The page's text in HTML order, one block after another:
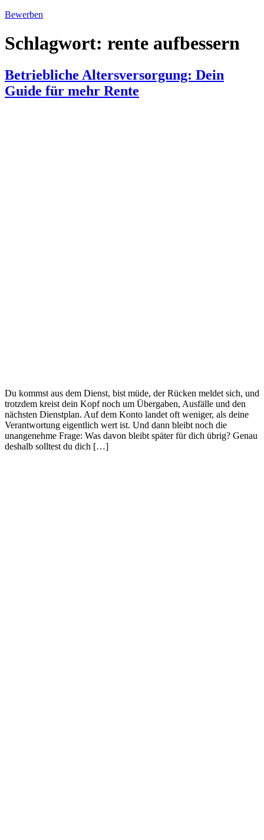
Bewerben
Schlagwort: rente aufbessern
Betriebliche Altersversorgung: Dein
Guide für mehr Rente
Du kommst aus dem Dienst, bist müde, der Rücken meldet sich, und
trotzdem kreist dein Kopf noch um Übergaben, Ausfälle und den
nächsten Dienstplan. Auf dem Konto landet oft weniger, als deine
Verantwortung eigentlich wert ist. Und dann bleibt noch die
unangenehme Frage: Was davon bleibt später für dich übrig? Genau
deshalb solltest du dich […]